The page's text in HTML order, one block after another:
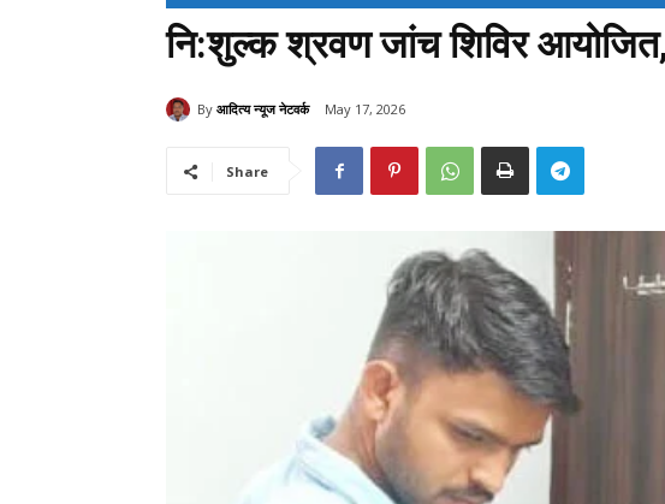
नि:शुल्क श्रवण जांच शिविर आयोजित,
By आदित्य न्यूज नेटवर्क May 17, 2026
Share